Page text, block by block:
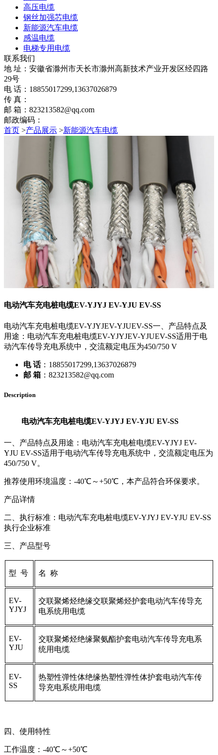
高压电缆
钢丝加强芯电缆
新能源汽车电缆
感温电缆
电梯专用电缆
联系我们
地 址：安徽省滁州市天长市滁州高新技术产业开发区经四路
29号
电 话：18855017299,13637026879
传 真：
邮 箱：823213582@qq.com
邮政编码：
首页 >产品展示 >新能源汽车电缆
电动汽车充电桩电缆EV-YJYJ EV-YJU EV-SS
电动汽车充电桩电缆EV-YJYJEV-YJUEV-SS一、产品特点及
用途：电动汽车充电桩电缆EV-YJYJEV-YJUEV-SS适用于电
动汽车传导充电系统中，交流额定电压为450/750 V
电 话：18855017299,13637026879
邮 箱 ：823213582@qq.com
Description
电动汽车充电桩电缆EV-YJYJ EV-YJU EV-SS
一、产品特点及用途： 电动汽车充电桩电缆EV-YJYJ EV-
YJU EV-SS适用于电动汽车传导充电系统中，交流额定电压为
450/750 V。
推荐使用环境温度：-40℃～+50℃，本产品符合环保要求。
产品详情
二、执行标准： 电动汽车充电桩电缆EV-YJYJ EV-YJU EV-SS
执行企业标准
三、产品型号
型 号 名 称
EV-
YJYJ
交联聚烯烃绝缘交联聚烯烃护套电动汽车传导充
电系统用电缆
EV-
YJU
交联聚烯烃绝缘聚氨酯护套电动汽车传导充电系
统用电缆
EV-
SS
热塑性弹性体绝缘热塑性弹性体护套电动汽车传
导充电系统用电缆
四、使用特性
工作温度：-40℃～+50℃